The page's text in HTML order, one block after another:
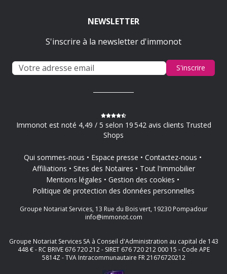
NEWSLETTER
S'inscrire à la newsletter d'immonot
S'inscrire
Immonot est noté 4,49 / 5 selon 19 542 avis clients Trusted
Shops
Qui sommes-nous Espace presse
Contactez-nous
Affiliations
Sites des Notaires
Tout l'immobilier
Mentions légales
Gestion des cookies
Politique de protection des données personnelles
Groupe Notariat Services, 13 Rue du Bois vert, 19230 Pompadour
info@immonot.com
Groupe Notariat Services SA à Conseil d'Administration au capital de 143
448 € - RC BRIVE 676 720 212 - SIRET 676 720 212 000 15 - Code APE
5814Z - TVA Intracommunautaire FR 21676720212